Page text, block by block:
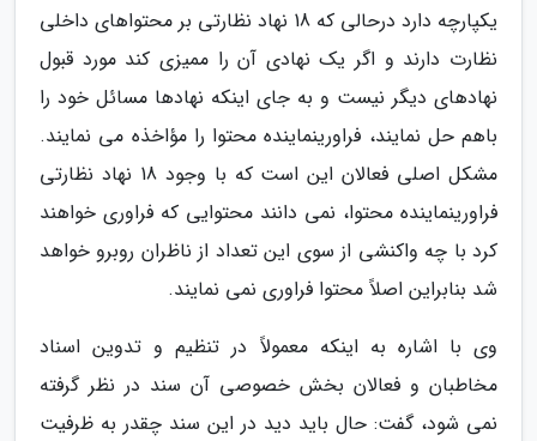
یکپارچه دارد درحالی که 18 نهاد نظارتی بر محتواهای داخلی
نظارت دارند و اگر یک نهادی آن را ممیزی کند مورد قبول
نهادهای دیگر نیست و به جای اینکه نهادها مسائل خود را
باهم حل نمایند، فراورینماینده محتوا را مؤاخذه می نمایند.
مشکل اصلی فعالان این است که با وجود 18 نهاد نظارتی
فراورینماینده محتوا، نمی دانند محتوایی که فراوری خواهند
کرد با چه واکنشی از سوی این تعداد از ناظران روبرو خواهد
شد بنابراین اصلاً محتوا فراوری نمی نمایند.
وی با اشاره به اینکه معمولاً در تنظیم و تدوین اسناد
مخاطبان و فعالان بخش خصوصی آن سند در نظر گرفته
نمی شود، گفت: حال باید دید در این سند چقدر به ظرفیت